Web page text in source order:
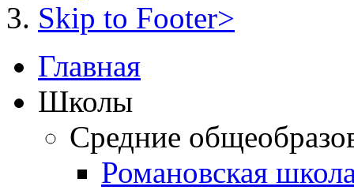
Skip to Footer>
Главная
Школы
Средние
Романовская